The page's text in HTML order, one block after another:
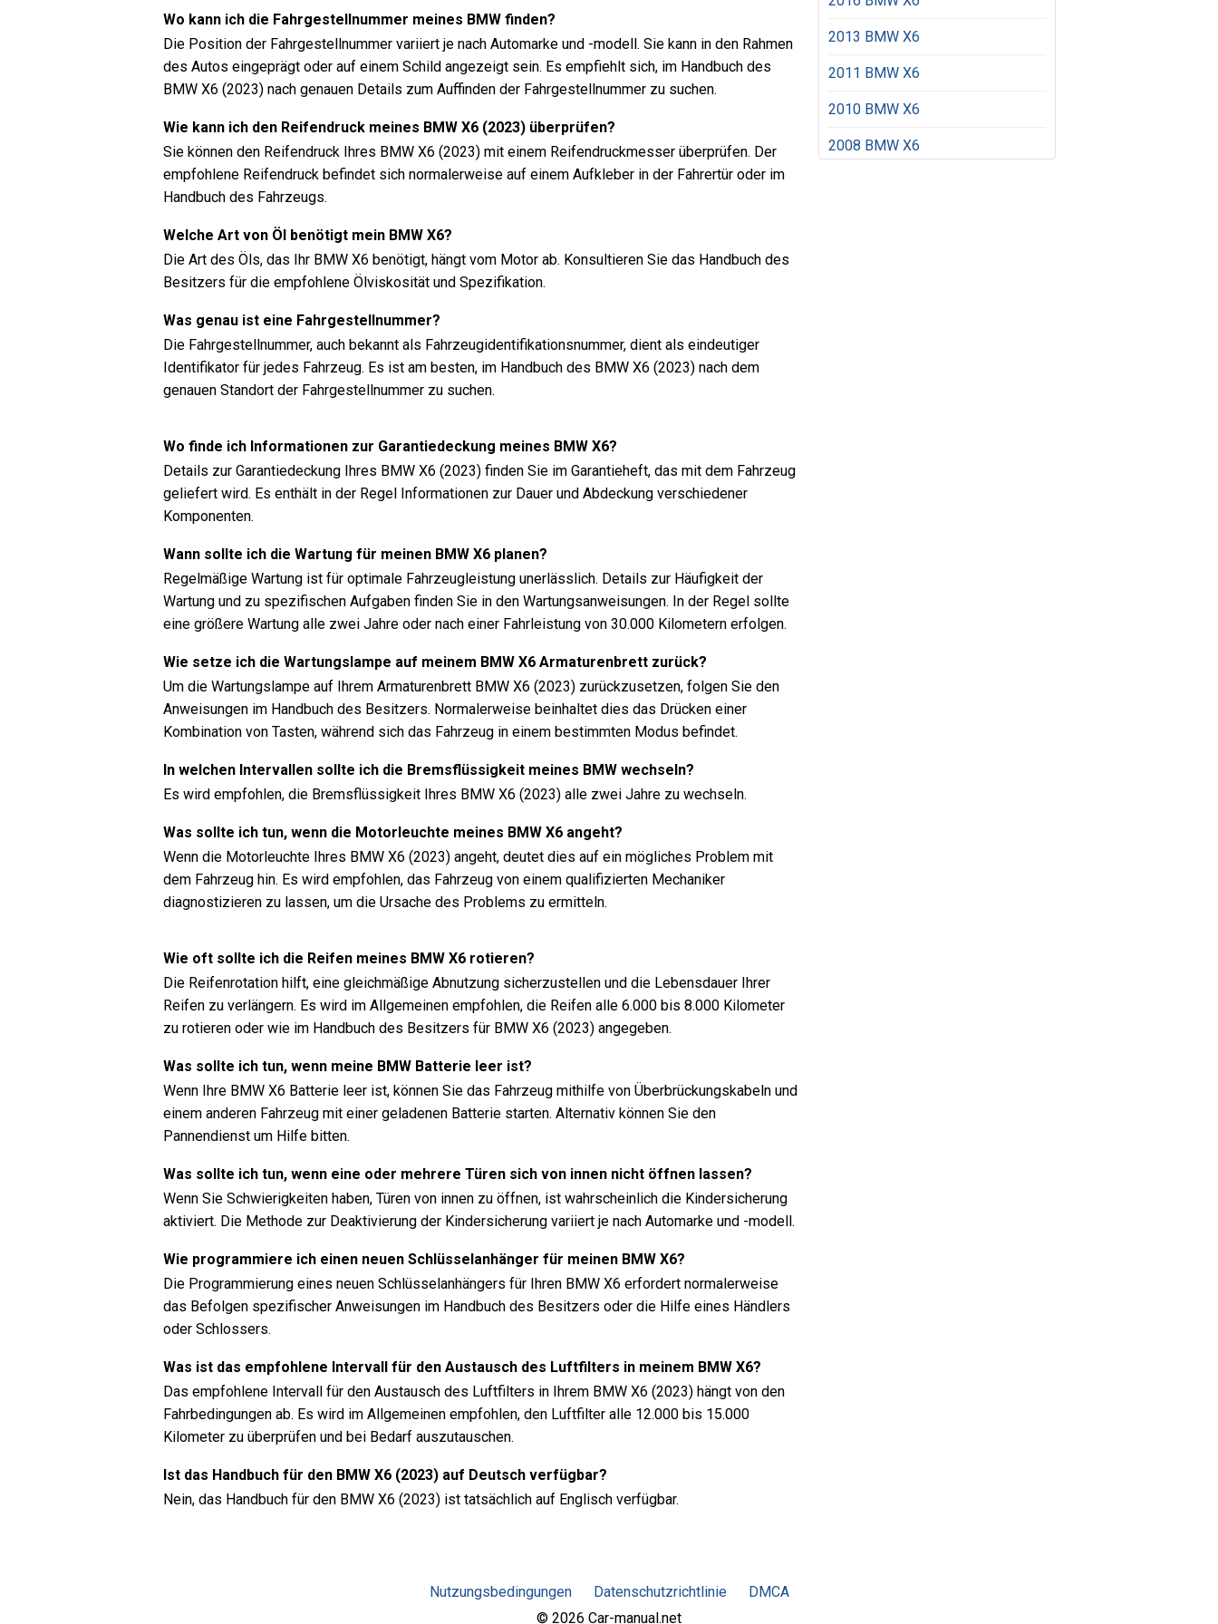
Wo kann ich die Fahrgestellnummer meines BMW finden?
Die Position der Fahrgestellnummer variiert je nach Automarke und -modell. Sie kann in den Rahmen
des Autos eingeprägt oder auf einem Schild angezeigt sein. Es empfiehlt sich, im Handbuch des
BMW X6 (2023) nach genauen Details zum Auffinden der Fahrgestellnummer zu suchen.
Wie kann ich den Reifendruck meines BMW X6 (2023) überprüfen?
Sie können den Reifendruck Ihres BMW X6 (2023) mit einem Reifendruckmesser überprüfen. Der
empfohlene Reifendruck befindet sich normalerweise auf einem Aufkleber in der Fahrertür oder im
Handbuch des Fahrzeugs.
Welche Art von Öl benötigt mein BMW X6?
Die Art des Öls, das Ihr BMW X6 benötigt, hängt vom Motor ab. Konsultieren Sie das Handbuch des
Besitzers für die empfohlene Ölviskosität und Spezifikation.
Was genau ist eine Fahrgestellnummer?
Die Fahrgestellnummer, auch bekannt als Fahrzeugidentifikationsnummer, dient als eindeutiger
Identifikator für jedes Fahrzeug. Es ist am besten, im Handbuch des BMW X6 (2023) nach dem
genauen Standort der Fahrgestellnummer zu suchen.
Wo finde ich Informationen zur Garantiedeckung meines BMW X6?
Details zur Garantiedeckung Ihres BMW X6 (2023) finden Sie im Garantieheft, das mit dem Fahrzeug
geliefert wird. Es enthält in der Regel Informationen zur Dauer und Abdeckung verschiedener
Komponenten.
Wann sollte ich die Wartung für meinen BMW X6 planen?
Regelmäßige Wartung ist für optimale Fahrzeugleistung unerlässlich. Details zur Häufigkeit der
Wartung und zu spezifischen Aufgaben finden Sie in den Wartungsanweisungen. In der Regel sollte
eine größere Wartung alle zwei Jahre oder nach einer Fahrleistung von 30.000 Kilometern erfolgen.
Wie setze ich die Wartungslampe auf meinem BMW X6 Armaturenbrett zurück?
Um die Wartungslampe auf Ihrem Armaturenbrett BMW X6 (2023) zurückzusetzen, folgen Sie den
Anweisungen im Handbuch des Besitzers. Normalerweise beinhaltet dies das Drücken einer
Kombination von Tasten, während sich das Fahrzeug in einem bestimmten Modus befindet.
In welchen Intervallen sollte ich die Bremsflüssigkeit meines BMW wechseln?
Es wird empfohlen, die Bremsflüssigkeit Ihres BMW X6 (2023) alle zwei Jahre zu wechseln.
Was sollte ich tun, wenn die Motorleuchte meines BMW X6 angeht?
Wenn die Motorleuchte Ihres BMW X6 (2023) angeht, deutet dies auf ein mögliches Problem mit
dem Fahrzeug hin. Es wird empfohlen, das Fahrzeug von einem qualifizierten Mechaniker
diagnostizieren zu lassen, um die Ursache des Problems zu ermitteln.
Wie oft sollte ich die Reifen meines BMW X6 rotieren?
Die Reifenrotation hilft, eine gleichmäßige Abnutzung sicherzustellen und die Lebensdauer Ihrer
Reifen zu verlängern. Es wird im Allgemeinen empfohlen, die Reifen alle 6.000 bis 8.000 Kilometer
zu rotieren oder wie im Handbuch des Besitzers für BMW X6 (2023) angegeben.
Was sollte ich tun, wenn meine BMW Batterie leer ist?
Wenn Ihre BMW X6 Batterie leer ist, können Sie das Fahrzeug mithilfe von Überbrückungskabeln und
einem anderen Fahrzeug mit einer geladenen Batterie starten. Alternativ können Sie den
Pannendienst um Hilfe bitten.
Was sollte ich tun, wenn eine oder mehrere Türen sich von innen nicht öffnen lassen?
Wenn Sie Schwierigkeiten haben, Türen von innen zu öffnen, ist wahrscheinlich die Kindersicherung
aktiviert. Die Methode zur Deaktivierung der Kindersicherung variiert je nach Automarke und -modell.
Wie programmiere ich einen neuen Schlüsselanhänger für meinen BMW X6?
Die Programmierung eines neuen Schlüsselanhängers für Ihren BMW X6 erfordert normalerweise
das Befolgen spezifischer Anweisungen im Handbuch des Besitzers oder die Hilfe eines Händlers
oder Schlossers.
Was ist das empfohlene Intervall für den Austausch des Luftfilters in meinem BMW X6?
Das empfohlene Intervall für den Austausch des Luftfilters in Ihrem BMW X6 (2023) hängt von den
Fahrbedingungen ab. Es wird im Allgemeinen empfohlen, den Luftfilter alle 12.000 bis 15.000
Kilometer zu überprüfen und bei Bedarf auszutauschen.
Ist das Handbuch für den BMW X6 (2023) auf Deutsch verfügbar?
Nein, das Handbuch für den BMW X6 (2023) ist tatsächlich auf Englisch verfügbar.
2013 BMW X6
2011 BMW X6
2010 BMW X6
2008 BMW X6
Nutzungsbedingungen Datenschutzrichtlinie
DMCA
© 2026 Car-manual.net